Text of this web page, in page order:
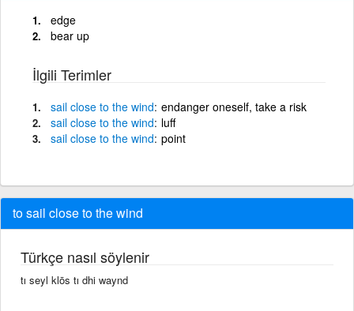
edge
bear up
İlgili Terimler
sail close to the wind endanger oneself, take a risk
sail close to the wind luff
sail close to the wind point
to sail close to the wind
Türkçe nasıl söylenir
tı seyl klōs tı dhi waynd